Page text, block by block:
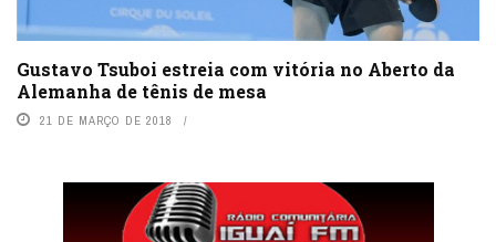
Gustavo Tsuboi estreia com vitória no Aberto da
Alemanha de tênis de mesa
21 DE MARÇO DE 2018